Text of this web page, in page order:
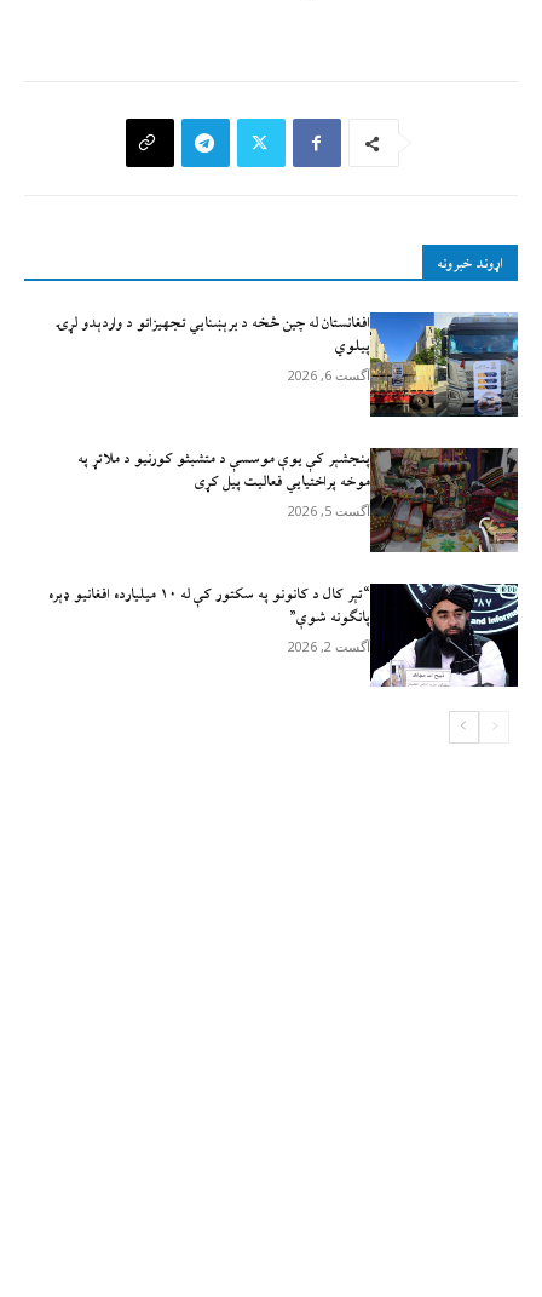
اړوند خبرونه
افغانستان له چين څخه د برېښنايي تجهيزاتو د واردېدو لړۍ
پيلوي
آگست 6, 2026
پنجشېر کې یوې موسسې د متشبثو کورنیو د ملاتړ په
موخه پراختیايي فعالیت پیل کړی
آگست 5, 2026
“تېر کال د کانونو په سکتور کې له ۱۰ میلیارده افغانیو ډېره
پانګونه شوې”
آگست 2, 2026